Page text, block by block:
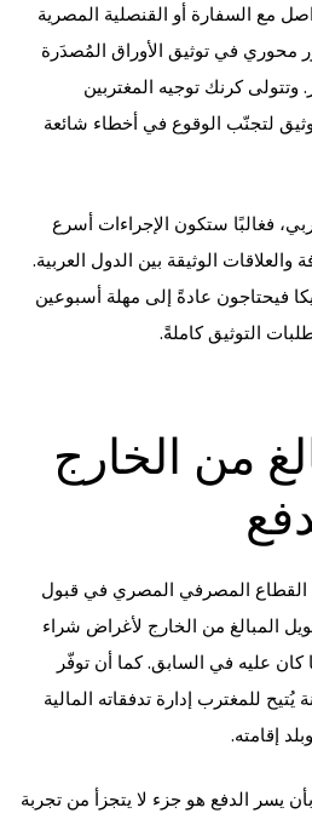
مع السفارة أو القنصلية المصرية
محوري في توثيق الأوراق المُصدَرة
وتتولى كرنك توجيه المغتربين
لتجنّب الوقوع في أخطاء شائعة
فغالبًا ستكون الإجراءات أسرع
الوثيقة بين الدول العربية.
فيحتاجون عادةً إلى مهلة أسبوعين
التوثيق كاملةً.
من الخارج
القطاع المصرفي المصري في قبول
المبالغ من الخارج لأغراض شراء
كان عليه في السابق. كما أن توفّر
يُتيح للمغترب إدارة تدفقاته المالية
إقامته.
يسر الدفع هو جزء لا يتجزأ من تجربة